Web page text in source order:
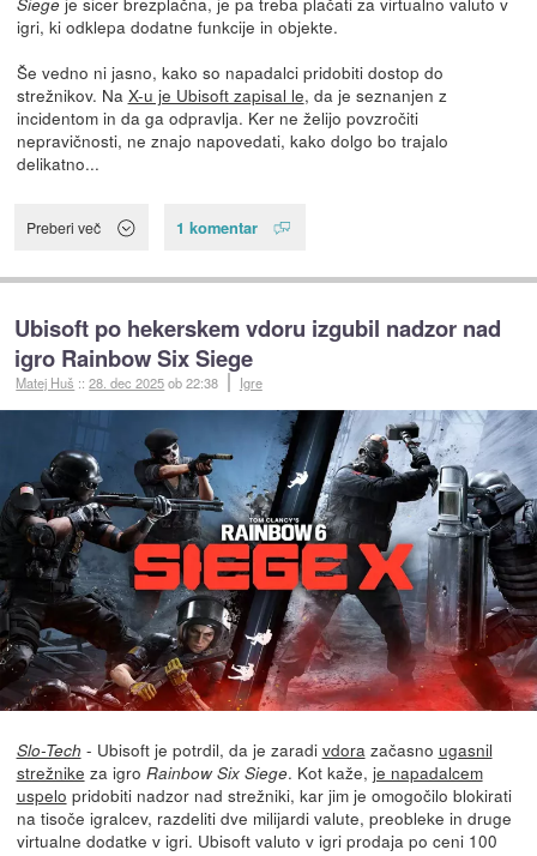
igri, ki odklepa dodatne funkcije in objekte.
Še vedno ni jasno, kako so napadalci pridobiti dostop do
strežnikov. Na X-u je Ubisoft zapisal le, da je seznanjen z
incidentom in da ga odpravlja. Ker ne želijo povzročiti
nepravičnosti, ne znajo napovedati, kako dolgo bo trajalo
delikatno...
Preberi več 1 komentar
Ubisoft po hekerskem vdoru izgubil nadzor nad
igro Rainbow Six Siege
Matej Huš ::28. dec 2025ob 22:38 Igre
Slo-Tech - Ubisoft je potrdil, da je zaradi vdorazačasno ugasnil
strežnike za igro Rainbow Six Siege. Kot kaže, je napadalcem
uspelo pridobiti nadzor nad strežniki, kar jim je omogočilo blokirati
na tisoče igralcev, razdeliti dve milijardi valute, preobleke in druge
virtualne dodatke v igri. Ubisoft valuto v igri prodaja po ceni 100